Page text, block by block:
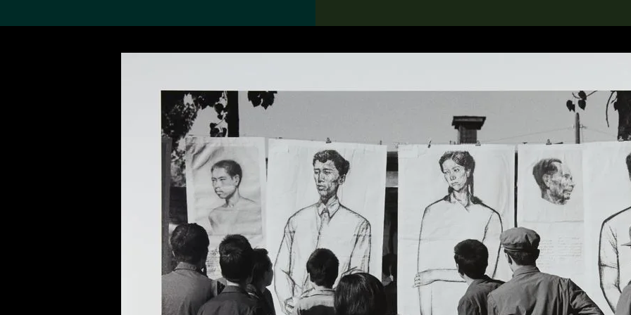
搜索M+藏品 Search the Collection
19,052項結果
關於M+藏品
探索世界頂級的二十及二十
一世紀視覺文化藏品。